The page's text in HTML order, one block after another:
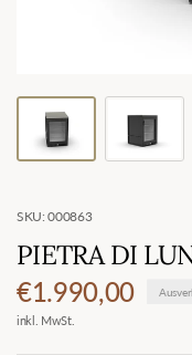
SKU: 000863
PIETRA DI
€1.990,00
inkl. MwSt.